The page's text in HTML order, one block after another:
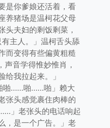
是你爹娘还活着，看
养猪场是温柯花父母
夫妇的剩饭剩菜，
主人。」温柯舌头舔
而变得有些偏黄粗糙
音学得惟妙惟肖，
我拉起来。」
啪……啪……啪」赖大
张头感觉裹住肉棒的
」老张头的电话响起
，是一个广告。」老